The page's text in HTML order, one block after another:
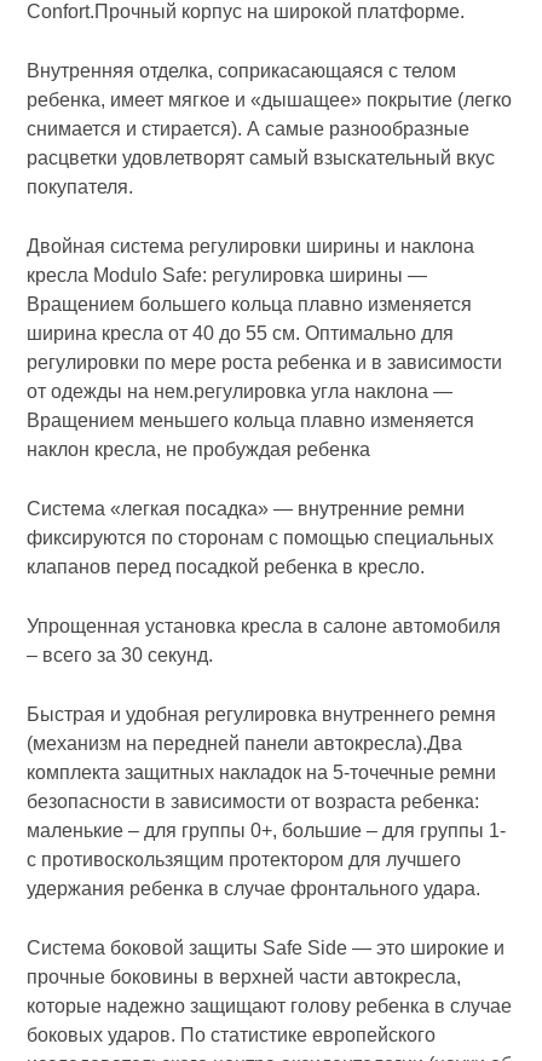
Confort.Прочный корпус на широкой платформе.
Внутренняя отделка, соприкасающаяся с телом
ребенка, имеет мягкое и «дышащее» покрытие (легко
снимается и стирается). А самые разнообразные
расцветки удовлетворят самый взыскательный вкус
покупателя.
Двойная система регулировки ширины и наклона
кресла Modulo Safe: регулировка ширины —
Вращением большего кольца плавно изменяется
ширина кресла от 40 до 55 см. Оптимально для
регулировки по мере роста ребенка и в зависимости
от одежды на нем.регулировка угла наклона —
Вращением меньшего кольца плавно изменяется
наклон кресла, не пробуждая ребенка
Система «легкая посадка» — внутренние ремни
фиксируются по сторонам с помощью специальных
клапанов перед посадкой ребенка в кресло.
Упрощенная установка кресла в салоне автомобиля
– всего за 30 секунд.
Быстрая и удобная регулировка внутреннего ремня
(механизм на передней панели автокресла).Два
комплекта защитных накладок на 5-точечные ремни
безопасности в зависимости от возраста ребенка:
маленькие – для группы 0+, большие – для группы 1-
с противоскользящим протектором для лучшего
удержания ребенка в случае фронтального удара.
Система боковой защиты Safe Side — это широкие и
прочные боковины в верхней части автокресла,
которые надежно защищают голову ребенка в случае
боковых ударов. По статистике европейского